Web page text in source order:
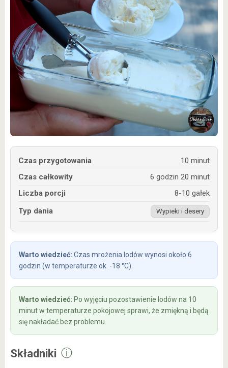
Czas przygotowania
10 minut
Czas całkowity
6 godzin 20 minut
Liczba porcji
8-10 gałek
Typ dania
Wypieki i desery
Czas mrożenia lodów wynosi około 6
godzin (w temperaturze ok. -18 °C).
Po wyjęciu pozostawienie lodów na 10
minut w temperaturze pokojowej sprawi, że zmiękną i będą
się nakładać bez problemu.
Składniki ⓘ